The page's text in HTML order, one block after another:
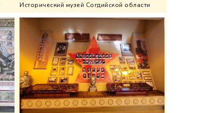
Исторический музей Согдийской области